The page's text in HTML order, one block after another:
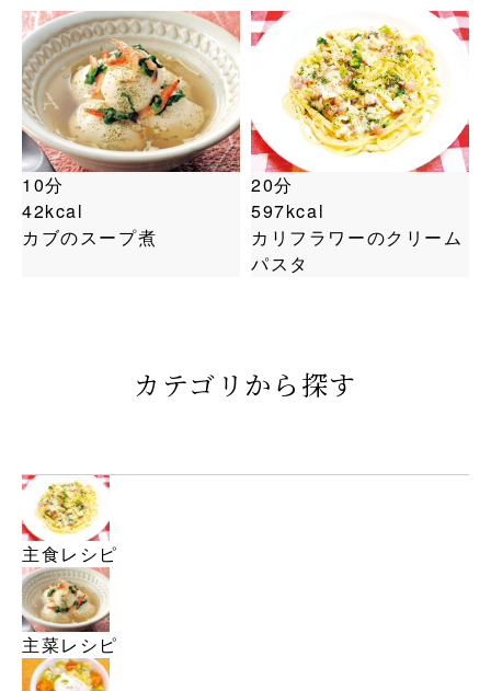
10分
42kcal
カブのスープ煮
20分
597kcal
カリフラワーのクリーム
パスタ
カテゴリから探す
主食レシピ
主菜レシピ